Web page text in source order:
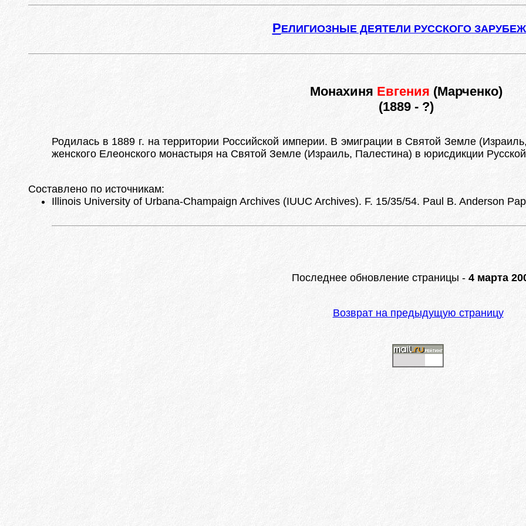
РЕЛИГИОЗНЫЕ ДЕЯТЕЛИ РУССКОГО
Монахиня Евгения (Марченко)
(1889 - ?)
Родилась в 1889 г. на территории Российской империи. В эмиграции в Святой Земле
женского Елеонского монастыря на Святой Земле (Израиль, Палестина) в юрисдикции
Составлено по источникам:
Illinois University of Urbana-Champaign Archives (IUUC Archives). F. 15/35/54. Paul B. Anderson
Последнее обновление страницы - 4 марта
Возврат на предыдущую страницу